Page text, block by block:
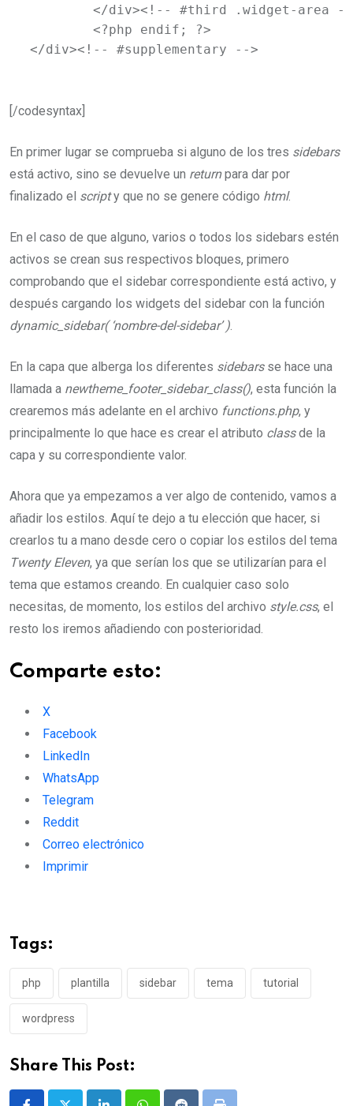
</div><!-- #supplementary -->
[/codesyntax]
En primer lugar se comprueba si alguno de los tres sidebars
está activo, sino se devuelve un returnpara dar por
finalizado el scripty que no se genere código html.
En el caso de que alguno, varios o todos los sidebars estén
activos se crean sus respectivos bloques, primero
comprobando que el sidebar correspondiente está activo, y
después cargando los widgets del sidebar con la función
dynamic_sidebar( ‘nombre-del-sidebar’ )
En la capa que alberga los diferentes sidebarsse hace una
llamada a newtheme_footer_sidebar_class(), esta función la
crearemos más adelante en el archivo functions.php, y
principalmente lo que hace es crear el atributo classde la
capa y su correspondiente valor.
Ahora que ya empezamos a ver algo de contenido, vamos a
añadir los estilos. Aquí te dejo a tu elección que hacer, si
crearlos tu a mano desde cero o copiar los estilos del tema
Twenty Eleven, ya que serían los que se utilizarían para el
tema que estamos creando. En cualquier caso solo
necesitas, de momento, los estilos del archivo style.css, el
resto los iremos añadiendo con posterioridad.
Comparte esto:
X
Facebook
LinkedIn
WhatsApp
Telegram
Reddit
Correo electrónico
Imprimir
Tags:
php plantilla sidebar tema tutorial
wordpress
Share This Post: